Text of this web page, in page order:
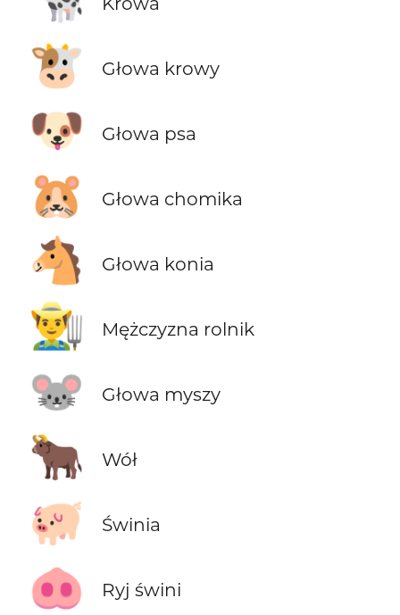
🐮 Głowa krowy
🐶 Głowa psa
🐹 Głowa chomika
🐴 Głowa konia
👨‍🌾 Mężczyzna rolnik
🐭 Głowa myszy
🐂 Wół
🐖 Świnia
🐽 Ryj świni